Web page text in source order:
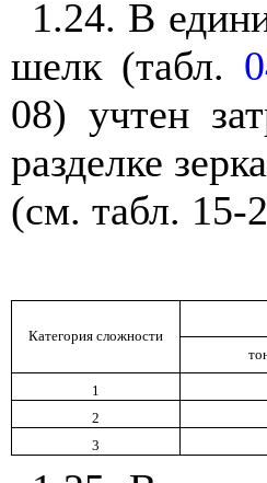
1.24. В
шелк (табл.
08) учтен
разделке
(см. табл. 15-
Категория сложности
1
2
3